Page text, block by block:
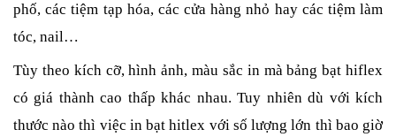
phố, các tiệm tạp hóa, các cửa hàng nhỏ hay các tiệm làm
tóc, nail…
Tùy theo kích cỡ, hình ảnh, màu sắc in mà bảng bạt hiflex
có giá thành cao thấp khác nhau. Tuy nhiên dù với kích
thước nào thì việc in bạt hitlex với số lượng lớn thì bao giờ